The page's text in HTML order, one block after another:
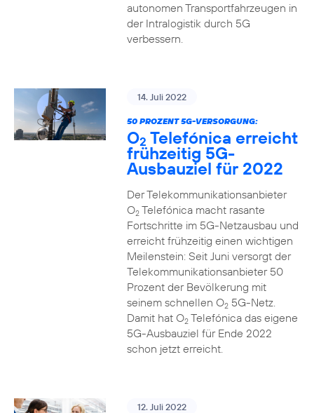
autonomen Transportfahrzeugen in
der Intralogistik durch 5G
verbessern.
14. Juli 2022
50 PROZENT 5G-VERSORGUNG:
O2 Telefónica erreicht
frühzeitig 5G-
Ausbauziel für 2022
Der Telekommunikationsanbieter
O2Telefónica macht rasante
Fortschritte im 5G-Netzausbau und
erreicht frühzeitig einen wichtigen
Meilenstein: Seit Juni versorgt der
Telekommunikationsanbieter 50
Prozent der Bevölkerung mit
seinem schnellen O25G-Netz.
Damit hat O2Telefónica das eigene
5G-Ausbauziel für Ende 2022
schon jetzt erreicht.
12. Juli 2022